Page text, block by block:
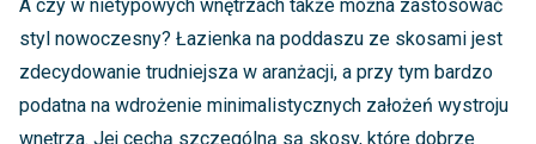
A czy w nietypowych wnętrzach także można zastosować
styl nowoczesny? Łazienka na poddaszu ze skosami jest
zdecydowanie trudniejsza w aranżacji, a przy tym bardzo
podatna na wdrożenie minimalistycznych założeń wystroju
wnętrza. Jej cechą szczególną są skosy, które dobrze